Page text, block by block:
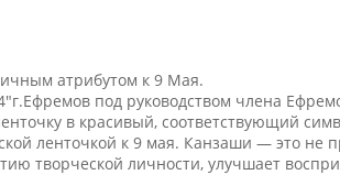
атрибутом к 9 Мая.
под руководством члена
в красивый, соответствующий
ленточкой к 9 мая. Канзаши — это не
творческой личности, улучшает